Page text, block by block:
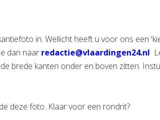
in. Wellicht heeft u voor ons een
dan naar redactie@vlaardingen24.nl
brede kanten onder en boven zitten.
deze foto. Klaar voor een rondrit?
Bekijk